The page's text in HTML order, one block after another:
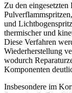
Zu den eingesetzten
und
thermischer und
Diese Verfahren
Wiederherstellung
wodurch
Komponenten
Insbesondere im